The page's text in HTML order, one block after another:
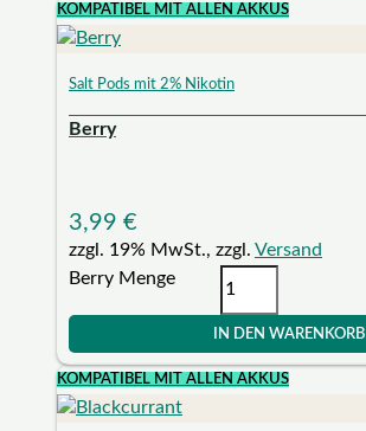
KOMPATIBEL MIT ALLEN AKKUS
Salt Pods mit 2% Nikotin
Berry
3,99 €
zzgl. 19% MwSt., zzgl. Versand
Berry Menge
IN DEN WARENKORB
KOMPATIBEL MIT ALLEN AKKUS